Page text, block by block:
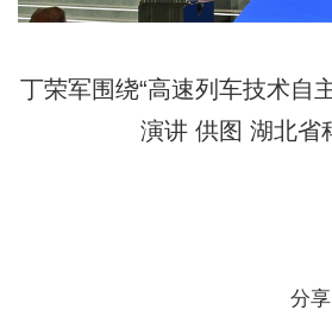
丁荣军围绕“高速列车技术自
演讲 供图 湖北省
分享